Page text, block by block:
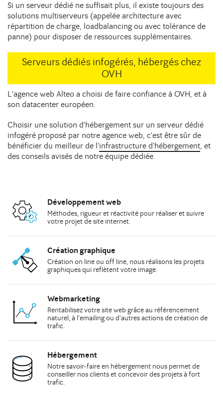
Si un serveur dédié ne suffisait plus, il existe toujours des
solutions multiserveurs (appelée architecture avec
répartition de charge, loadbalancing ou avec tolérance de
panne) pour disposer de ressources supplémentaires.
Serveurs dédiés infogérés, hébergés chez
OVH
L'agence web Alteo a choisi de faire confiance à OVH, et à
son datacenter européen.
Choisir une solution d'hébergement sur un serveur dédié
infogéré proposé par notre agence web, c'est être sûr de
bénéficier du meilleur de l'infrastructure d'hébergement, et
des conseils avisés de notre équipe dédiée.
Développement web
Méthodes, rigueur et réactivité pour réaliser et suivre
votre projet de site internet.
Création graphique
Création on lineou off line, nous réalisons les projets
graphiquesqui reflètent votre image.
Webmarketing
Rentabilisez votre site web grâce au référencement
naturel, à l'emailingou d'autres actions decréation de
trafic.
Hébergement
Notre savoir-faire en hébergement nous permet de
conseiller nos clients et concevoir des projets à fort
trafic.